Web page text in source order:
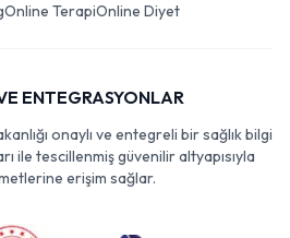
Online TerapiOnline Diyet
ENTEGRASYONLAR
onaylı ve entegreli bir sağlık bilgi
ile tescillenmiş güvenilir altyapısıyla
erişim sağlar.